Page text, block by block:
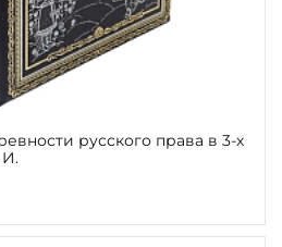
русского права в 3-х
И.